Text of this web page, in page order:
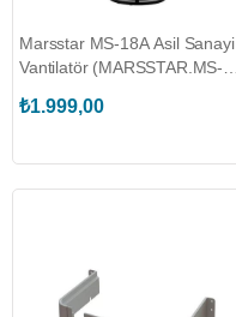
Marsstar MS-18A Asil Sanayi
Vantilatör (MARSSTAR.MS-
₺1.999,00